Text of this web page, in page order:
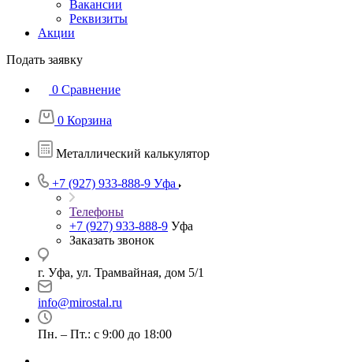
Вакансии
Реквизиты
Акции
Подать заявку
0 Сравнение
0 Корзина
Металлический калькулятор
+7 (927) 933-888-9 Уфа
Телефоны
+7 (927) 933-888-9 Уфа
Заказать звонок
г. Уфа, ул. Трамвайная, дом 5/1
info@mirostal.ru
Пн. – Пт.: с 9:00 до 18:00